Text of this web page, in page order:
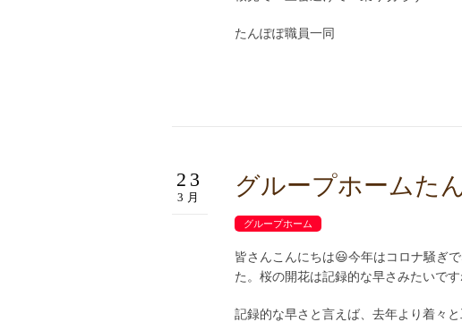
たんぽぽ職員一同
23
3月 グループホームた
グループホーム
皆さんこんにちは😃今年はコロナ騒ぎ
た。桜の開花は記録的な早さみたいで
記録的な早さと言えば、去年より着々